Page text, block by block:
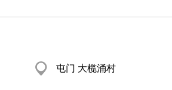
屯门 大榄涌村